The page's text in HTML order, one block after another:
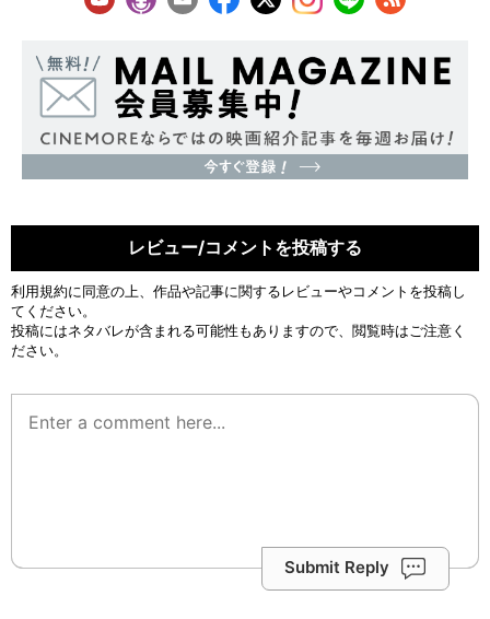
レビュー/コメントを投稿する
利用規約に同意の上、作品や記事に関するレビューやコメントを投稿し
てください。
投稿にはネタバレが含まれる可能性もありますので、閲覧時はご注意く
ださい。
Submit Reply